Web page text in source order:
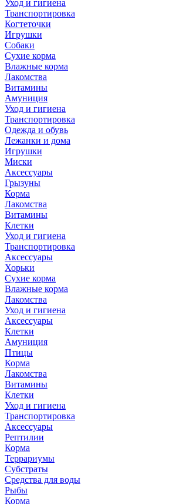
Уход и гигиена
Транспортировка
Когтеточки
Игрушки
Собаки
Сухие корма
Влажные корма
Лакомства
Витамины
Амуниция
Уход и гигиена
Транспортировка
Одежда и обувь
Лежанки и дома
Игрушки
Миски
Аксессуары
Грызуны
Корма
Лакомства
Витамины
Клетки
Уход и гигиена
Транспортировка
Аксессуары
Хорьки
Сухие корма
Влажные корма
Лакомства
Уход и гигиена
Аксессуары
Клетки
Амуниция
Птицы
Корма
Лакомства
Витамины
Клетки
Уход и гигиена
Транспортировка
Аксессуары
Рептилии
Корма
Террариумы
Субстраты
Средства для воды
Рыбы
Корма